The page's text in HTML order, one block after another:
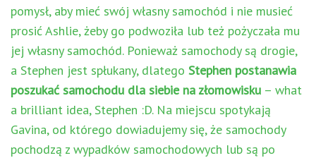
pomysł, aby mieć swój własny samochód i nie musieć
prosić Ashlie, żeby go podwoziła lub też pożyczała mu
jej własny samochód. Ponieważ samochody są drogie,
a Stephen jest spłukany, dlatego Stephen postanawia
poszukać samochodu dla siebie na złomowisku – what
a brilliant idea, Stephen :D. Na miejscu spotykają
Gavina, od którego dowiadujemy się, że samochody
pochodzą z wypadków samochodowych lub są po